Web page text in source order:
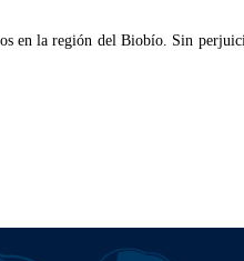
en la región del Biobío. Sin